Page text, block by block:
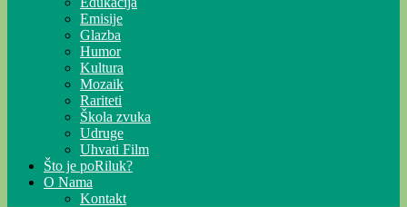
Emisije
Glazba
Humor
Kultura
Mozaik
Rariteti
Škola zvuka
Udruge
Uhvati Film
Što je poRiluk?
O Nama
Kontakt